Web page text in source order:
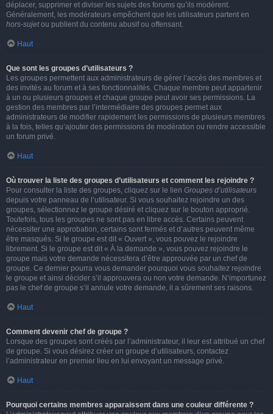
déplacer, supprimer et diviser les sujets des forums qu’ils modèrent.
Généralement, les modérateurs empêchent que les utilisateurs partent en
hors-sujetou publient du contenu abusif ou offensant.
Haut
Que sont les groupes d’utilisateurs ?
Les groupes permettent aux administrateurs de gérer l’accès des membres et
des invités au forum et à ses fonctionnalités. Chaque membre peut appartenir
à un ou plusieurs groupes et chaque groupe peut avoir ses permissions. La
gestion des membres par l’intermédiaire des groupes permet aux
administrateurs de modifier rapidement les permissions de plusieurs membres
à la fois, telles qu’ajouter des permissions de modération ou rendre accessible
un forum privé.
Haut
Où trouver la liste des groupes d’utilisateurs et comment les rejoindre ?
Pour consulter la liste des groupes, cliquez sur le lien Groupes d’utilisateurs
depuis votre panneau de l’utilisateur. Si vous souhaitez rejoindre un des
groupes, sélectionnez le groupe désiré et cliquez sur le bouton approprié.
Toutefois, tous les groupes ne sont pas en libre accès. Certains peuvent
nécessiter une approbation, certains sont fermés et d’autres peuvent même
être masqués. Si le groupe est dit « Ouvert », vous pouvez le rejoindre
librement. Si le groupe est dit « À la demande », vous pouvez rejoindre le
groupe mais votre demande nécessitera d’être approuvée par un chef de
groupe. Ce dernier pourra vous demander pourquoi vous souhaitez rejoindre
le groupe et ainsi décider s’il approuvera ou non votre demande. N’importunez
pas le chef de groupe s’il annule votre demande, il a sûrement ses raisons.
Haut
Comment devenir chef de groupe ?
Lorsque des groupes sont créés par l’administrateur, il leur est attribué un chef
de groupe. Si vous désirez créer un groupe d’utilisateurs, contactez
l’administrateur en premier lieu en lui envoyant un message privé.
Haut
Pourquoi certains membres apparaissent dans une couleur différente ?